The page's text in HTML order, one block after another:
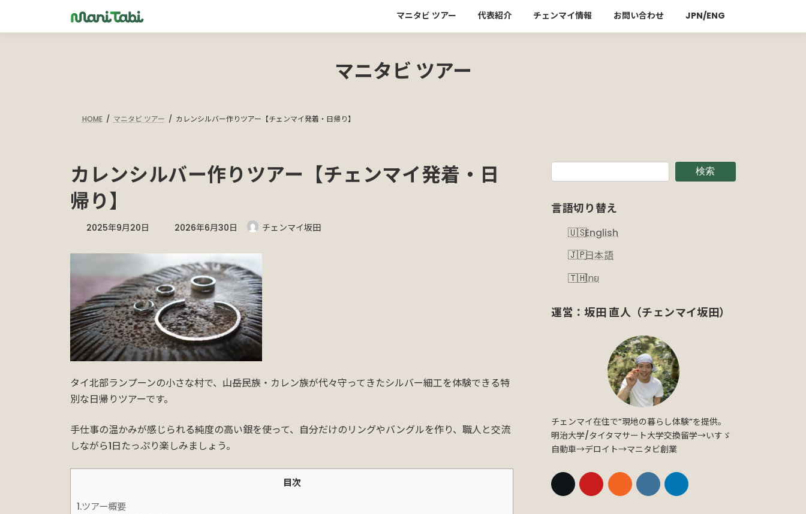
マニタビ ツアー 代表紹介 チェンマイ情報 お問い合わせ JPN/ENG
マニタビ ツアー
HOME マニタビ ツアー カレンシルバー作りツアー【チェンマイ発着・日帰り】
カレンシルバー作りツアー【チェンマイ発着・日
帰り】
2025年9月20日
最
更
新
日
時
:
2026年6月30日 チェンマイ坂田
タイ北部ランプーンの小さな村で、山岳民族・カレン族が代々守ってきたシルバー細工を体験できる特
別な日帰りツアーです。
手仕事の温かみが感じられる純度の高い銀を使って、自分だけのリングやバングルを作り、職人と交流
しながら1日たっぷり楽しみましょう。
目次
1.ツアー概要
検索
言語切り替え
English
日本語
ไทย
運営：坂田 直人（チェンマイ坂田）
チェンマイ在住で”現地の暮らし体験”を提供。
明治大学/タイタマサート大学交換留学→いすゞ
自動車→デロイト→マニタビ創業